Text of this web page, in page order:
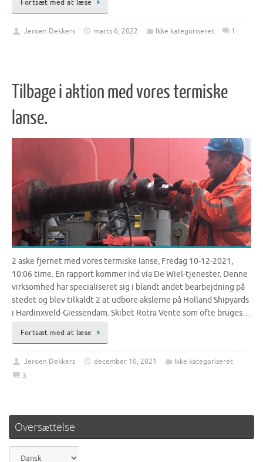
Fortsæt med at læse
Jeroen Dekkers marts 6, 2022 Ikke kategoriseret 1
Tilbage i aktion med vores termiske
lanse.
2 aske fjernet med vores termiske lanse, Fredag 10-12-2021,
10:06 time. En rapport kommer ind via De Wiel-tjenester. Denne
virksomhed har specialiseret sig i blandt andet bearbejdning på
stedet og blev tilkaldt 2 at udbore akslerne på Holland Shipyards
i Hardinxveld-Giessendam. Skibet Rotra Vente som ofte bruges…
Fortsæt med at læse
Jeroen Dekkers december 10, 2021
Ikke kategoriseret
3
Oversættelse